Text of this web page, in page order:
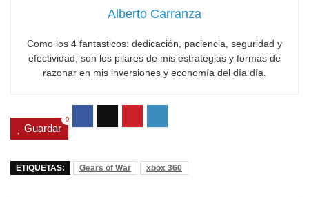
Alberto Carranza
Como los 4 fantasticos: dedicación, paciencia, seguridad y
efectividad, son los pilares de mis estrategias y formas de
razonar en mis inversiones y economía del día día.
Guardar
0
ETIQUETAS: Gears of War xbox 360